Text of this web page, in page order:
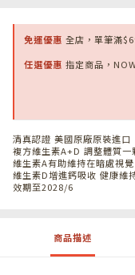
免運優惠 全店，單筆滿
任選優惠 指定商品，
清真認證 美國原廠原裝進口
複方維生素A+D 調整體質一
維生素A有助維持在暗處視覺
維生素D增進鈣吸收 健康維
效期至2028/6
商品描述